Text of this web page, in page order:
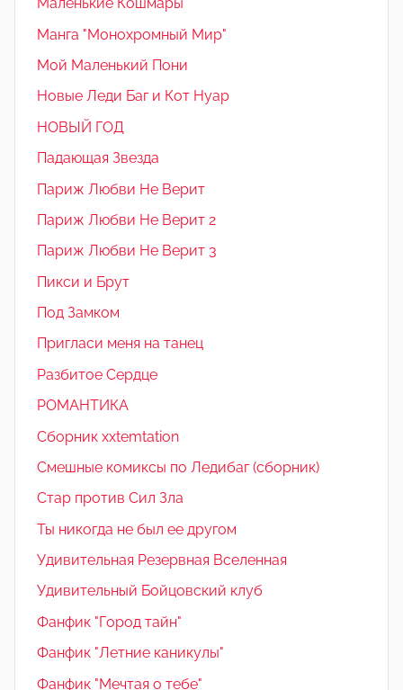
Манга "Монохромный Мир"
Мой Маленький Пони
Новые Леди Баг и Кот Нуар
НОВЫЙ ГОД
Падающая Звезда
Париж Любви Не Верит
Париж Любви Не Верит 2
Париж Любви Не Верит 3
Пикси и Брут
Под Замком
Пригласи меня на танец
Разбитое Сердце
РОМАНТИКА
Сборник xxtemtation
Смешные комиксы по Ледибаг (сборник)
Стар против Сил Зла
Ты никогда не был ее другом
Удивительная Резервная Вселенная
Удивительный Бойцовский клуб
Фанфик "Город тайн"
Фанфик "Летние каникулы"
Фанфик "Мечтая о тебе"